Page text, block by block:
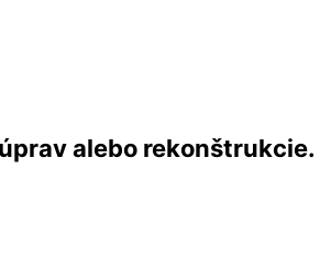
alebo rekonštrukcie.